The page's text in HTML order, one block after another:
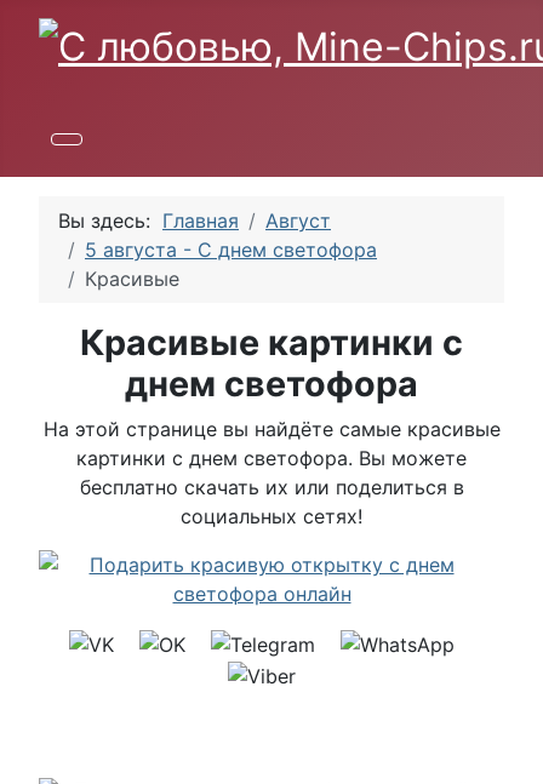
Вы здесь: Главная
Август
5 августа - С днем светофора
Красивые
Красивые картинки с
днем светофора
На этой странице вы найдёте самые красивые
картинки с днем светофора. Вы можете
бесплатно скачать их или поделиться в
социальных сетях!